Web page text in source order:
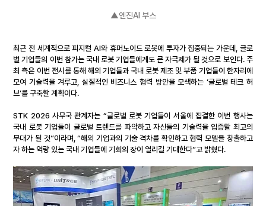
▲엔진AI 부스
최근 전 세계적으로 피지컬 AI와 휴머노이드 로봇에 투자가 집중되는 가운데, 글로
벌 기업들의 이번 참가는 국내 로봇 기업들에게도 큰 자극제가 될 것으로 보인다. 주
최 측은 이번 전시를 통해 해외 기업들과 국내 로봇 제조 및 부품 기업들이 한자리에
모여 기술력을 겨루고, 실질적인 비즈니스 협력 방안을 모색하는 ‘글로벌 테크 허
브’를 구축할 계획이다.
STK 2026 사무국 관계자는 “글로벌 로봇 기업들이 서울에 집결한 이번 행사는
국내 로봇 기업들이 글로벌 트렌드를 파악하고 자신들의 기술력을 입증할 최고의
무대가 될 것”이라며, “해외 기업과의 기술 격차를 확인하고 협력 모델을 창출하고
자 하는 역량 있는 국내 기업들에 기회의 장이 열리길 기대한다”고 밝혔다.